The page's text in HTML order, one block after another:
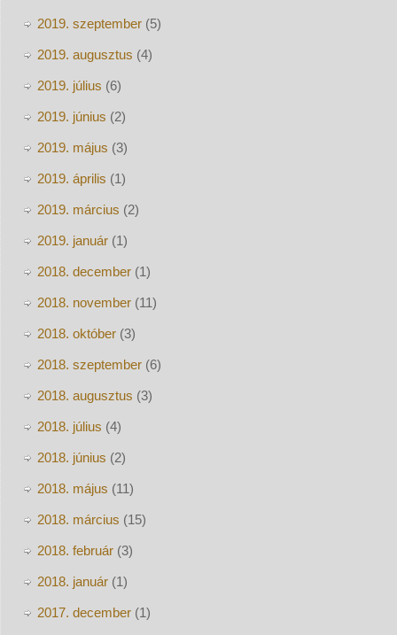
2019. szeptember(5)
2019. augusztus (4)
2019. július (6)
2019. június (2)
2019. május (3)
2019. április (1)
2019. március (2)
2019. január(1)
2018. december(1)
2018. november(11)
2018. október(3)
2018. szeptember(6)
2018. augusztus (3)
2018. július (4)
2018. június (2)
2018. május (11)
2018. március (15)
2018. február(3)
2018. január(1)
2017. december(1)